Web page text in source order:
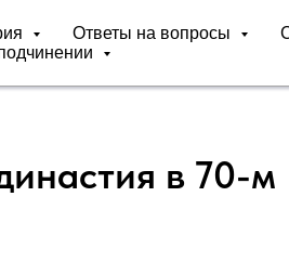
Ответы на вопросы
в 70-м